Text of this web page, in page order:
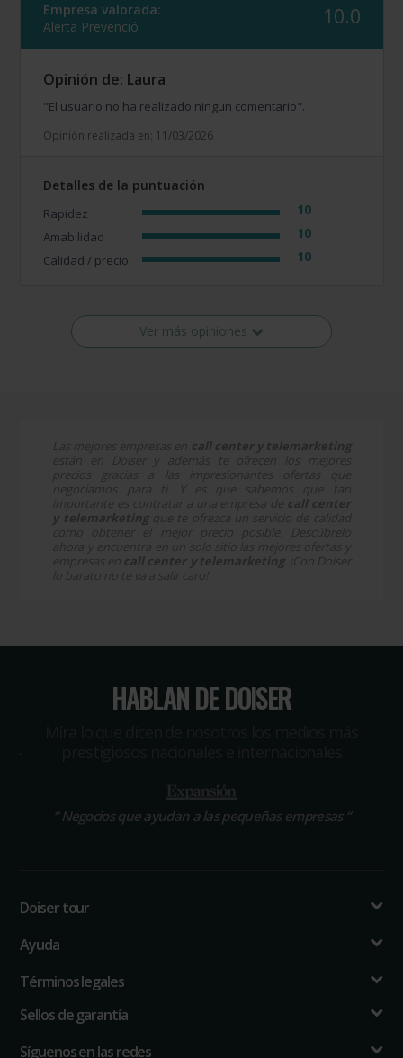
Empresa valorada:
Alerta Prevenció
10.0
Opinión de: Laura
"El usuario no ha realizado ningun comentario".
Opinión realizada en: 11/03/2026
Detalles de la puntuación
Rapidez 10
Amabilidad 10
Calidad / precio 10
Ver más opiniones
HABLAN DE DOISER
“Negocios que ayudan a las pequeñas empresas “
Doiser tour
Ayuda
Términos legales
Sellos de garantía
Síguenos en las redes